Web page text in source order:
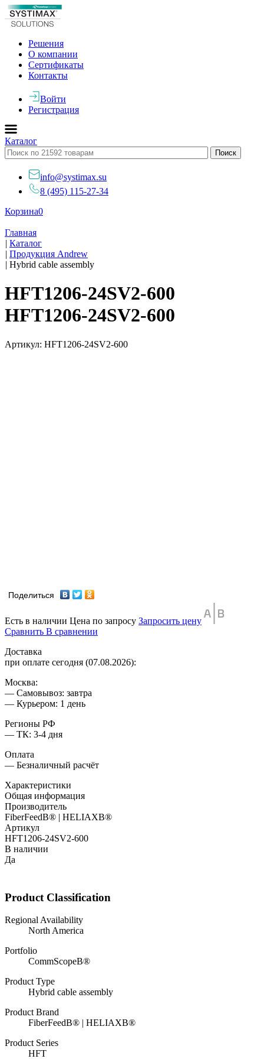
Решения
О компании
Сертификаты
Контакты
Войти
Регистрация
Каталог
info@systimax.su
8 (495) 115-27-34
Корзина0
Главная
| Каталог
| Продукция Andrew
| Hybrid cable assembly
HFT1206-24SV2-600
HFT1206-24SV2-600
Артикул: HFT1206-24SV2-600
Поделиться
Есть в наличии Цена по запросу Запросить цену
Сравнить В сравнении
Доставка
при оплате сегодня (07.08.2026):
Москва:
— Самовывоз: завтра
— Курьером: 1 день
Регионы РФ
— ТК: 3-4 дня
Оплата
— Безналичный расчёт
Характеристики
Общая информация
Производитель
FiberFeedВ® | HELIAXВ®
Артикул
HFT1206-24SV2-600
В наличии
Да
Product Classification
Regional Availability
North America
Portfolio
CommScopeВ®
Product Type
Hybrid cable assembly
Product Brand
FiberFeedВ® | HELIAXВ®
Product Series
HFT